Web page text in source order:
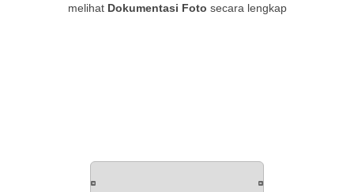
melihat Dokumentasi Foto secara lengkap